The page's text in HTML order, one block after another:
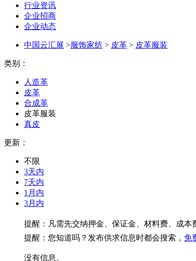
行业资讯
企业招商
企业动态
中国云汇展 >服饰家纺 > 皮革 > 皮革服装
类别：
人造革
皮革
合成革
皮革服装
真皮
更新：
不限
3天内
7天内
1月内
3月内
提醒：凡需先交纳押金、保证金、材料费、成本
提醒：您知道吗？发布供求信息时都会搜索， 免
没有信息。